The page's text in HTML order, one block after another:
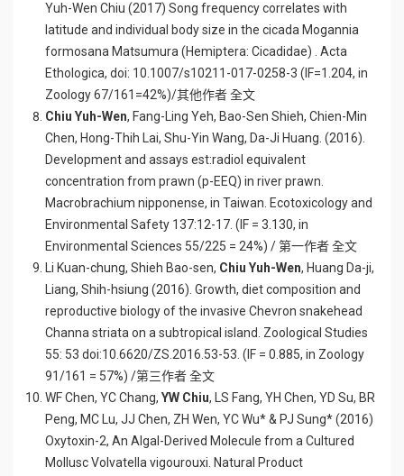
Yuh-Wen Chiu (2017) Song frequency correlates with
latitude and individual body size in the cicada Mogannia
formosana Matsumura (Hemiptera: Cicadidae) . Acta
Ethologica, doi: 10.1007/s10211-017-0258-3 (IF=1.204, in
Zoology 67/161=42%)/其他作者 全文
Chiu Yuh-Wen, Fang-Ling Yeh, Bao-Sen Shieh, Chien-Min
Chen, Hong-Thih Lai, Shu-Yin Wang, Da-Ji Huang. (2016).
Development and assays est:radiol equivalent
concentration from prawn (p-EEQ) in river prawn.
Macrobrachium nipponense, in Taiwan. Ecotoxicology and
Environmental Safety 137:12-17. (IF = 3.130, in
Environmental Sciences 55/225 = 24%) / 第一作者 全文
Li Kuan-chung, Shieh Bao-sen, Chiu Yuh-Wen, Huang Da-ji,
Liang, Shih-hsiung (2016). Growth, diet composition and
reproductive biology of the invasive Chevron snakehead
Channa striata on a subtropical island. Zoological Studies
55: 53 doi:10.6620/ZS.2016.53-53. (IF = 0.885, in Zoology
91/161 = 57%) /第三作者 全文
WF Chen, YC Chang, YW Chiu, LS Fang, YH Chen, YD Su, BR
Peng, MC Lu, JJ Chen, ZH Wen, YC Wu* & PJ Sung* (2016)
Oxytoxin-2, An Algal-Derived Molecule from a Cultured
Mollusc Volvatella vigourouxi. Natural Product